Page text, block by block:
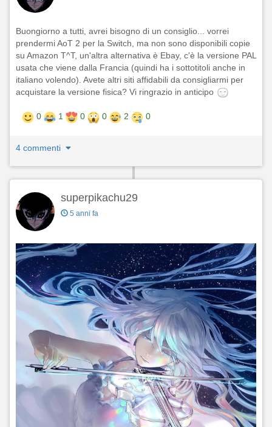
Buongiorno a tutti, avrei bisogno di un consiglio... vorrei
prendermi AoT 2 per la Switch, ma non sono disponibili copie
su Amazon T^T, un'altra alternativa è Ebay, c'è la versione PAL
usata che viene dalla Francia (quindi ha i sottotitoli anche in
italiano volendo). Avete altri siti affidabili da consigliarmi per
acquistare la versione fisica? Vi ringrazio in anticipo
0 1 0 0 2 0
4 commenti
superpikachu29
5 anni fa